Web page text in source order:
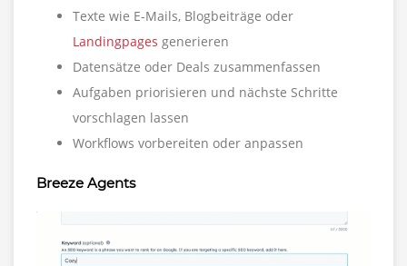
Texte wie E-Mails, Blogbeiträge oder
Landingpages generieren
Datensätze oder Deals zusammenfassen
Aufgaben priorisieren und nächste Schritte
vorschlagen lassen
Workflows vorbereiten oder anpassen
Breeze Agents